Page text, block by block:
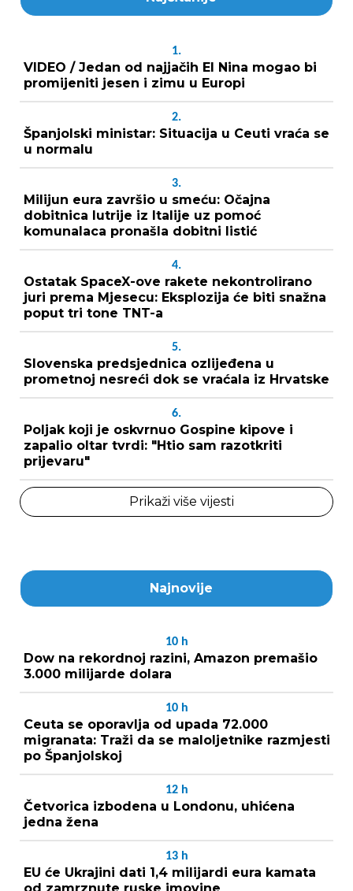
1.
VIDEO / Jedan od najjačih El Nina mogao bi
promijeniti jesen i zimu u Europi
2.
Španjolski ministar: Situacija u Ceuti vraća se
u normalu
3.
Milijun eura završio u smeću: Očajna
dobitnica lutrije iz Italije uz pomoć
komunalaca pronašla dobitni listić
4.
Ostatak SpaceX-ove rakete nekontrolirano
juri prema Mjesecu: Eksplozija će biti snažna
poput tri tone TNT-a
5.
Slovenska predsjednica ozlijeđena u
prometnoj nesreći dok se vraćala iz Hrvatske
6.
Poljak koji je oskvrnuo Gospine kipove i
zapalio oltar tvrdi: "Htio sam razotkriti
prijevaru"
Prikaži više vijesti
Najnovije
10 h
Dow na rekordnoj razini, Amazon premašio
3.000 milijarde dolara
10 h
Ceuta se oporavlja od upada 72.000
migranata: Traži da se maloljetnike razmjesti
po Španjolskoj
12 h
Četvorica izbodena u Londonu, uhićena
jedna žena
13 h
EU će Ukrajini dati 1,4 milijardi eura kamata